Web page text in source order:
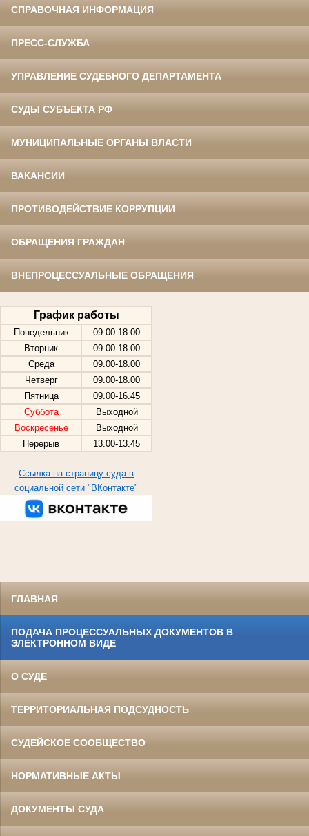
СПРАВОЧНАЯ ИНФОРМАЦИЯ
ПРЕСС-СЛУЖБА
УПРАВЛЕНИЕ СУДЕБНОГО ДЕПАРТАМЕНТА
СУДЫ СУБЪЕКТА РФ
МУНИЦИПАЛЬНЫЕ ОРГАНЫ ВЛАСТИ
ВАКАНСИИ
ПРОТИВОДЕЙСТВИЕ КОРРУПЦИИ
ОБРАЩЕНИЯ ГРАЖДАН
ВНЕПРОЦЕССУАЛЬНЫЕ ОБРАЩЕНИЯ
График работы
Понедельник
09.00-18.00
Вторник
09.00-18.00
Среда
09.00-18.00
Четверг
09.00-18.00
Пятница
09.00-16.45
Суббота
Выходной
Воскресенье
Выходной
Перерыв
13.00-13.45
Ссылка на страницу суда в
социальной сети "ВКонтакте"
ГЛАВНАЯ
ПОДАЧА ПРОЦЕССУАЛЬНЫХ ДОКУМЕНТОВ В
ЭЛЕКТРОННОМ ВИДЕ
О СУДЕ
ТЕРРИТОРИАЛЬНАЯ ПОДСУДНОСТЬ
СУДЕЙСКОЕ СООБЩЕСТВО
НОРМАТИВНЫЕ АКТЫ
ДОКУМЕНТЫ СУДА